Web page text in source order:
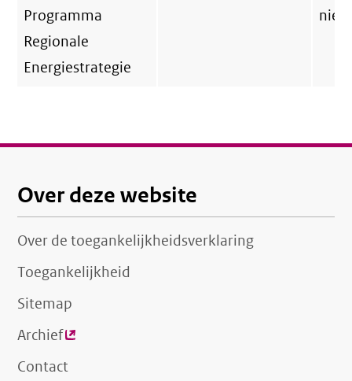
Programma
Regionale
Energiestrategie
niet
Over deze website
Over de toegankelijkheidsverklaring
Toegankelijkheid
Sitemap
Archief(externe
link)
Contact